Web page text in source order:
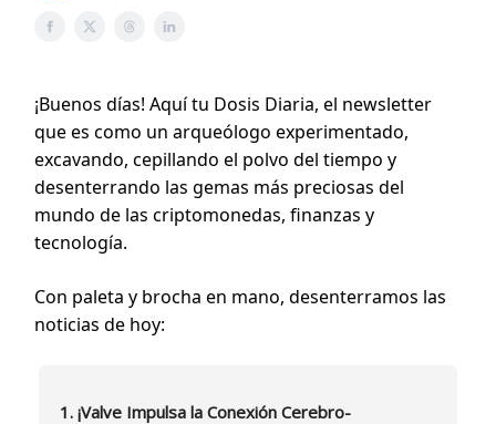
¡Buenos días! Aquí tu Dosis Diaria, el newsletter
que es como un arqueólogo experimentado,
excavando, cepillando el polvo del tiempo y
desenterrando las gemas más preciosas del
mundo de las criptomonedas, finanzas y
tecnología.
Con paleta y brocha en mano, desenterramos las
noticias de hoy:
1. ¡Valve Impulsa la Conexión Cerebro-